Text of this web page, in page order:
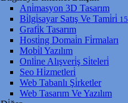
Ani̇masyon 3D Tasarım
Bi̇lgi̇sayar Satış Ve Tami̇ri̇ 15
Grafi̇k Tasarım
Hosti̇ng Domai̇n Fi̇rmaları
Mobi̇l Yazılım
Onli̇ne Alışveri̇ş Si̇teleri̇
Seo Hi̇zmetleri̇
Web Tabanlı Şi̇rketler
Web Tasarım Ve Yazılım